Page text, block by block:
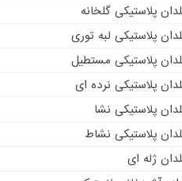
پلاستیکی گلخانه
پلاستیکی لبه توری
پلاستیکی مستطیل
پلاستیکی نرده ای
پلاستیکی نشا
پلاستیکی نشاط
ژله ای